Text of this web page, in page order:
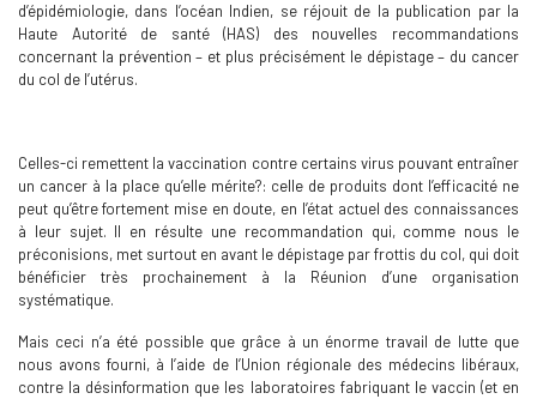
d’épidémiologie, dans l’océan Indien, se réjouit de la publication par la
Haute Autorité de santé (HAS) des nouvelles recommandations
concernant la prévention – et plus précisément le dépistage – du cancer
du col de l’utérus.
Celles-ci remettent la vaccination contre certains virus pouvant entraîner
un cancer à la place qu’elle mérite?: celle de produits dont l’efficacité ne
peut qu’être fortement mise en doute, en l’état actuel des connaissances
à leur sujet. Il en résulte une recommandation qui, comme nous le
préconisions, met surtout en avant le dépistage par frottis du col, qui doit
bénéficier très prochainement à la Réunion d’une organisation
systématique.
Mais ceci n’a été possible que grâce à un énorme travail de lutte que
nous avons fourni, à l’aide de l’Union régionale des médecins libéraux,
contre la désinformation que les laboratoires fabriquant le vaccin (et en